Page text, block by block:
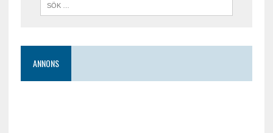
ANNONS